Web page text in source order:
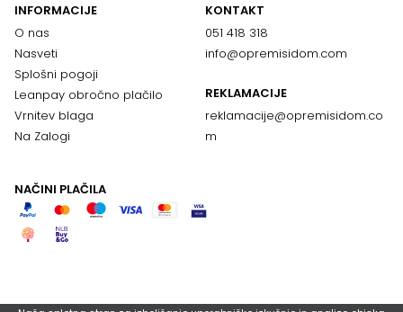
INFORMACIJE
O nas
Nasveti
Splošni pogoji
Leanpay obročno plačilo
Vrnitev blaga
Na Zalogi
KONTAKT
051 418 318
info@opremisidom.com
REKLAMACIJE
reklamacije@opremisidom.co
m
NAČINI PLAČILA